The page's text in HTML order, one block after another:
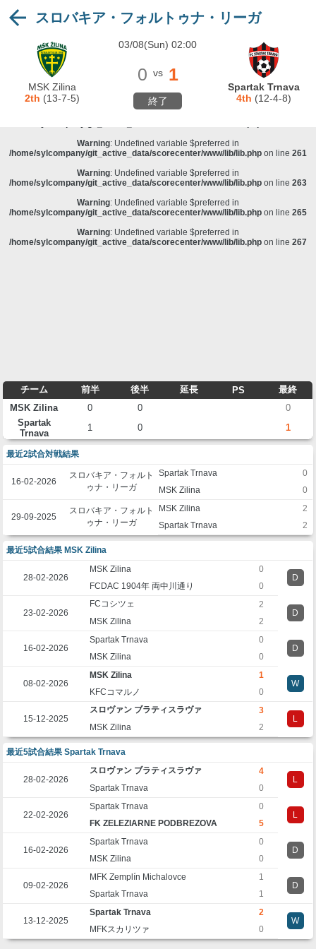
Warning : Undefined variable $preferred in
/home/sylcompany/git_active_data/scorecenter/www/lib/lib.php
Deprecated: stristr(): Passing null to parameter #1 ($haystack) of type string is
deprecated in/home/sylcompany/git_active_data/scorecenter/www/lib/lib.php
: Undefined variable $preferred in
/home/sylcompany/git_active_data/scorecenter/www/lib/lib.php on line
Warning: Undefined variable $preferred in
/home/sylcompany/git_active_data/scorecenter/www/lib/lib.php on line 261
Warning: Undefined variable $preferred in
/home/sylcompany/git_active_data/scorecenter/www/lib/lib.php on line 263
Warning: Undefined variable $preferred in
/home/sylcompany/git_active_data/scorecenter/www/lib/lib.php on line 265
Warning: Undefined variable $preferred in
/home/sylcompany/git_active_data/scorecenter/www/lib/lib.php on line 267
スロバキア・フォルトゥナ・リーガ
MSK Zilina
2th (13-7-5)
03/08(Sun) 02:00
0 vs 1
終了
Spartak Trnava
4th (12-4-8)
チーム 前半 後半 延長 PS
最終
MSK Zilina
0 0
0
Spartak
Trnava
1 0 1
最近2試合対戦結果
16-02-2026
スロバキア・フォルト
ゥナ・リーガ
Spartak Trnava
0
MSK Zilina
0
29-09-2025
スロバキア・フォルト
ゥナ・リーガ
MSK Zilina
2
Spartak Trnava
2
最近5試合結果 MSK Zilina
28-02-2026
MSK Zilina
0
D
FCDAC 1904年 両中川通り
0
23-02-2026
FCコシツェ
2
D
MSK Zilina
2
16-02-2026
Spartak Trnava
0
D
MSK Zilina
0
08-02-2026
MSK Zilina
1
W
KFCコマルノ
0
15-12-2025
スロヴァン ブラティスラヴァ
3
L
MSK Zilina
2
最近5試合結果 Spartak Trnava
28-02-2026
スロヴァン ブラティスラヴァ
4
L
Spartak Trnava
0
22-02-2026
Spartak Trnava
0
L
FK ZELEZIARNE PODBREZOVA
5
16-02-2026
Spartak Trnava
0
D
MSK Zilina
0
09-02-2026
MFK Zemplín Michalovce
1
D
Spartak Trnava
1
13-12-2025
Spartak Trnava
2
W
MFKスカリツァ
0